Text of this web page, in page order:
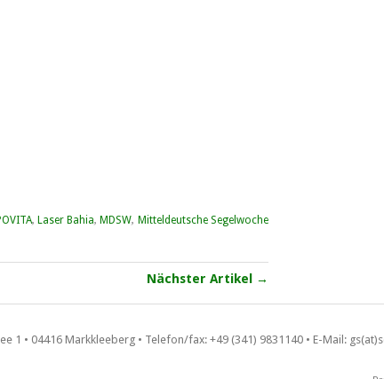
, Laser Bahia, MDSW, Mitteldeutsche Segelwoche
Nächster Artikel →
• 04416 Markkleeberg • Telefon/fax: +49 (341) 9831140 • E-Mail: